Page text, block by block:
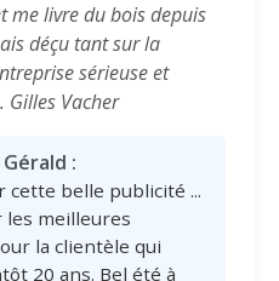
me livre du bois depuis
déçu tant sur la
sérieuse et
Gilles Vacher
:
belle publicité ...
les meilleures
la clientèle qui
20 ans. Bel été à